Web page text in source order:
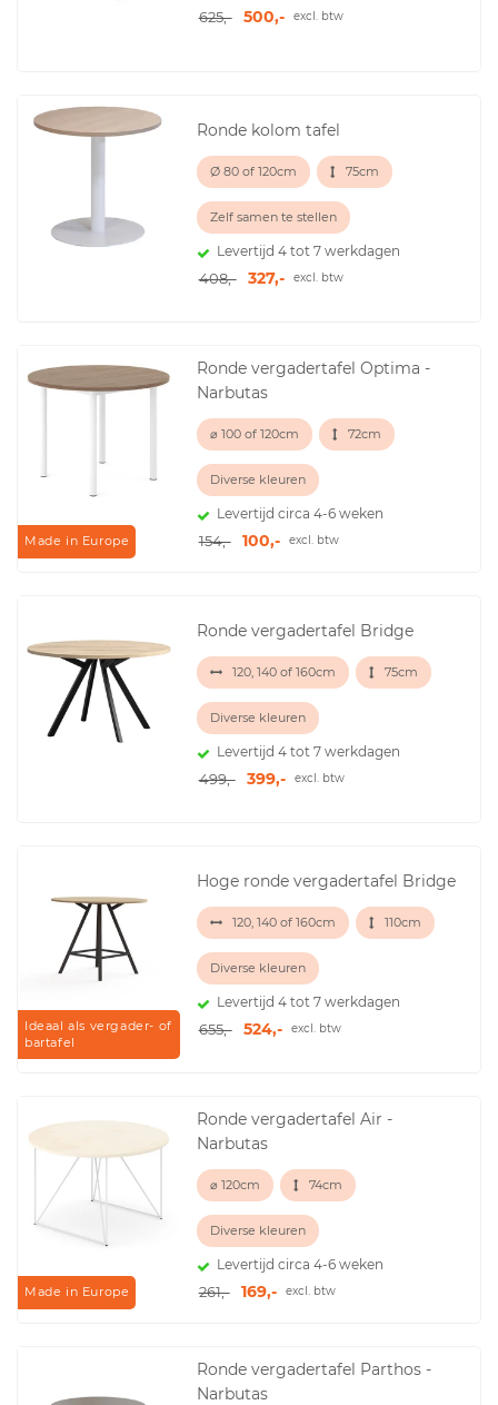
625,- 500,- excl. btw
Ronde kolom tafel
Ø 80 of 120cm 75cm
Zelf samen te stellen
Levertijd 4 tot 7 werkdagen
408,- 327,- excl. btw
Made in Europe
Ronde vergadertafel Optima -
Narbutas
⌀ 100 of 120cm 72cm
Diverse kleuren
Levertijd circa 4-6 weken
154,- 100,- excl. btw
Ronde vergadertafel Bridge
120, 140 of 160cm 75cm
Diverse kleuren
Levertijd 4 tot 7 werkdagen
499,- 399,- excl. btw
Ideaal als vergader- of
bartafel
Hoge ronde vergadertafel Bridge
120, 140 of 160cm 110cm
Diverse kleuren
Levertijd 4 tot 7 werkdagen
655,- 524,- excl. btw
Made in Europe
Ronde vergadertafel Air -
Narbutas
⌀ 120cm 74cm
Diverse kleuren
Levertijd circa 4-6 weken
261,- 169,- excl. btw
Ronde vergadertafel Parthos -
Narbutas